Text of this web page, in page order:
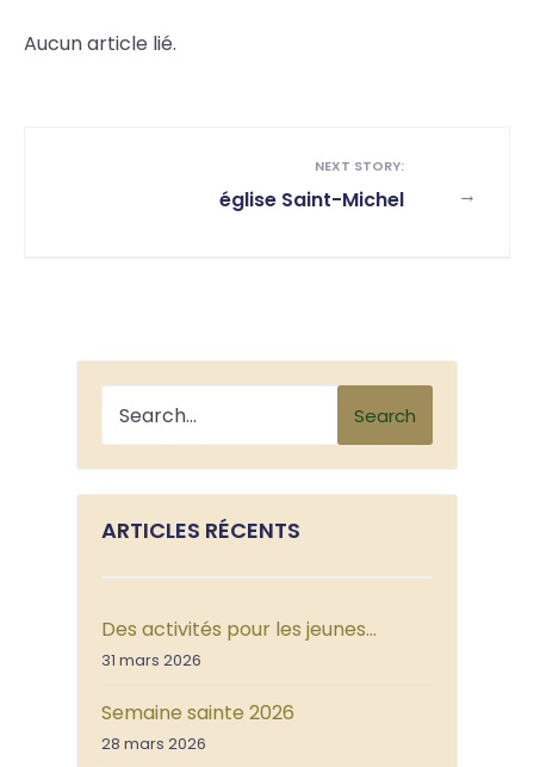
Aucun article lié.
→
NEXT STORY:
église Saint-Michel
Search
ARTICLES RÉCENTS
Des activités pour les jeunes…
31 mars 2026
Semaine sainte 2026
28 mars 2026